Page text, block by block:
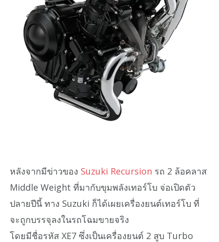
หลังจากมีข่าวของ Suzuki Recursion รถ 2 ล้อคลาส
Middle Weight ที่มากับขุมพลังเทอร์โบ จ่อเปิดตัว
ปลายปีนี้ ทาง Suzuki ก็ได้เผยเครื่องยนต์เทอร์โบ ที่
จะถูกบรรจุลงในรถโฉมขายจริง
โดยมีชื่อรหัส XE7 ซึ่งเป็นเครื่องยนต์ 2 สูบ Turbo